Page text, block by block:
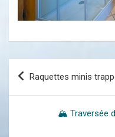
Navigation
Raquettes minis
🏔️ Traversée